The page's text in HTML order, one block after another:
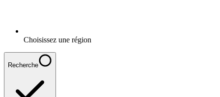
Choisissez une région
Recherche